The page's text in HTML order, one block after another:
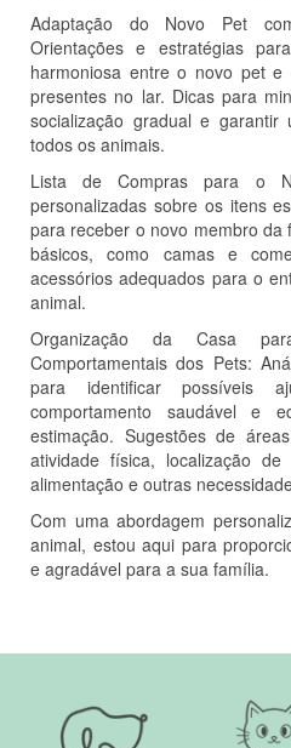
Adaptação do Novo Pet
Orientações e estratégias
harmoniosa entre o novo pet
presentes no lar. Dicas para
socialização gradual e garantir
todos os animais.
Lista de Compras para o
personalizadas sobre os itens
para receber o novo membro da
básicos, como camas e
acessórios adequados para o
animal.
Organização da Casa
Comportamentais dos Pets:
para identificar possíveis
comportamento saudável e
estimação. Sugestões de
atividade física, localização
alimentação e outras
Com uma abordagem
animal, estou aqui para
e agradável para a sua família.